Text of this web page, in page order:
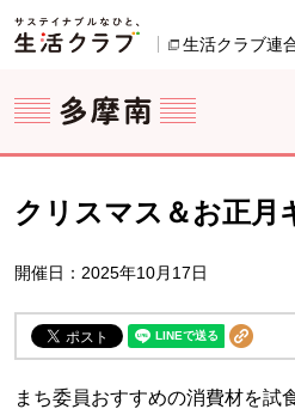
ページの先頭です。
生活クラブ連
ここからサイト内共通メニューで
サイト内共通メニューをスキップ
サイト内共通メニューここまで。
クリスマス＆お正月
開催日：2025年10月17日
まち委員おすすめの消費材を試